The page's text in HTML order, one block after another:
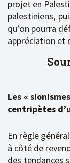
projet en
palestiniens,
qu’on pourra
appréciation et
Les «
centripètes
En règle
à côté de
des tendances